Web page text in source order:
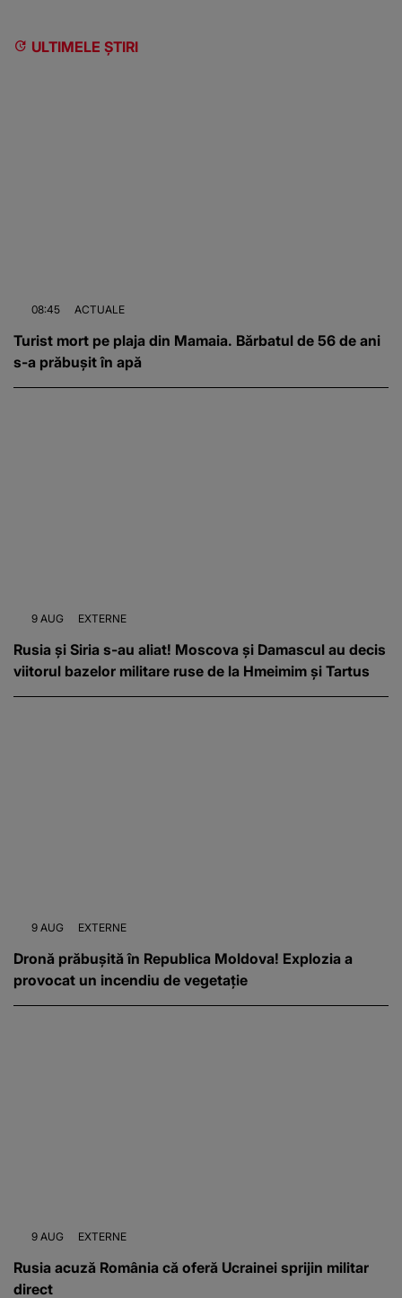
ULTIMELE ȘTIRI
08:45 ACTUALE
Turist mort pe plaja din Mamaia. Bărbatul de 56 de ani
s-a prăbușit în apă
9 AUG EXTERNE
Rusia și Siria s-au aliat! Moscova și Damascul au decis
viitorul bazelor militare ruse de la Hmeimim și Tartus
9 AUG EXTERNE
Dronă prăbușită în Republica Moldova! Explozia a
provocat un incendiu de vegetație
9 AUG EXTERNE
Rusia acuză România că oferă Ucrainei sprijin militar
direct